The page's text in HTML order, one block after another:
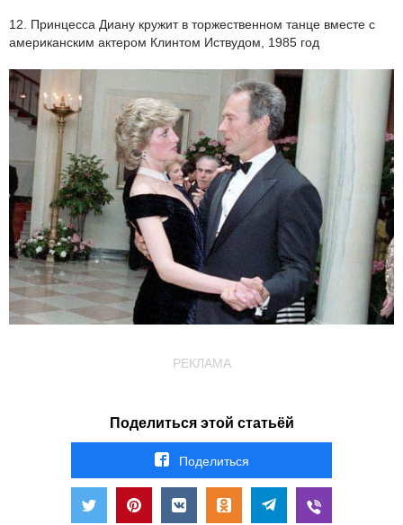
12. Принцесса Диану кружит в торжественном танце вместе с
американским актером Клинтом Иствудом, 1985 год
РЕКЛАМА
Поделиться этой статьёй
Поделиться